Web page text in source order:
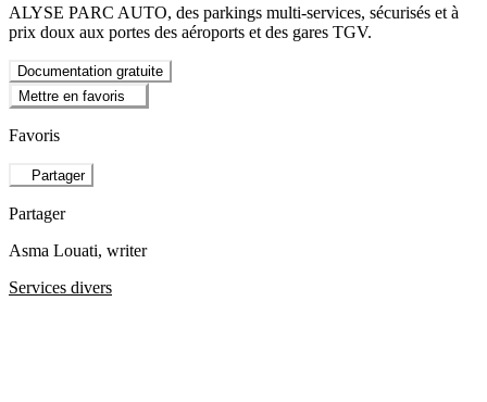
ALYSE PARC AUTO, des parkings multi-services, sécurisés et à
prix doux aux portes des aéroports et des gares TGV.
Documentation gratuite
Mettre en favoris
Favoris
Partager
Partager
Asma Louati, writer
Services divers